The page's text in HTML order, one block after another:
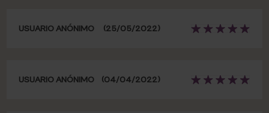
USUARIO ANÓNIMO (25/05/2022)
USUARIO ANÓNIMO (04/04/2022)